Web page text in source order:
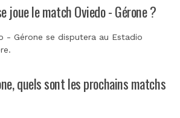
joue le match Oviedo - Gérone ?
- Gérone se disputera au Estadio
.
quels sont les prochains matchs